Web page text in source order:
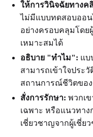
ให้การวินิจฉัยทางค
ไม่มีแบบทดสอบออ
อย่างครอบคลุมโด
เหมาะสมได้
อธิบาย "ทำไม": แบ
สามารถเข้าใจประ
สถานการณ์ชีวิตขอ
สั่งการรักษา: พวกเ
เฉพาะ หรือแนวทา
เชี่ยวชาญจากผู้เชี่ย